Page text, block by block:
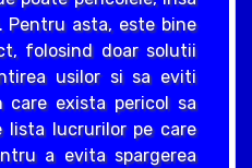
asta, este bine
folosind doar solutii
usilor si sa eviti
care exista pericol sa
lista lucrurilor pe care
a evita spargerea